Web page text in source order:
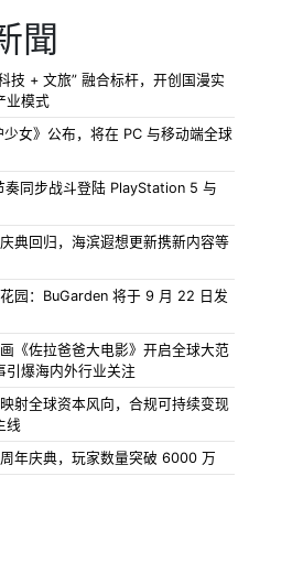
聞
技 + 文旅” 融合标杆，开创国漫实
业模式
少女》公布，将在 PC 与移动端全球
奏同步战斗登陆 PlayStation 5 与
典回归，海滨遐想更新携新内容等
园：BuGarden 将于 9 月 22 日发
《佐拉爸爸大电影》开启全球大范
引爆海内外行业关注
射全球资本风向，合规可持续变现
线
周年庆典，玩家数量突破 6000 万